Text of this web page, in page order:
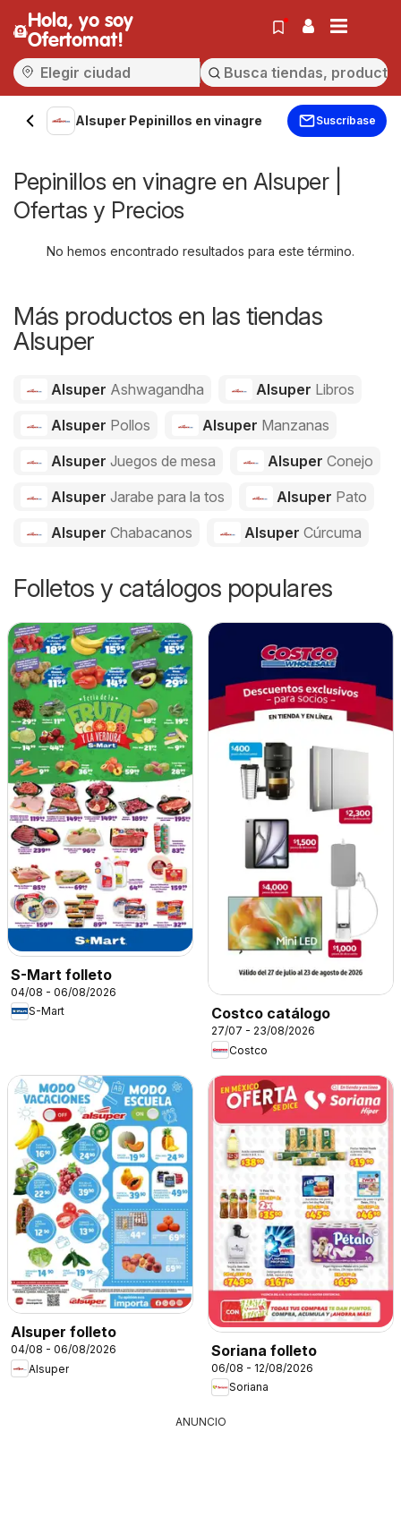
Hola, yo soy
Ofertomat!
Alsuper Pepinillos en vinagre Suscríbase
Pepinillos en vinagre en Alsuper |
Ofertas y Precios
No hemos encontrado resultados para este término.
Más productos en las tiendas
Alsuper
Alsuper Ashwagandha Alsuper Libros
Alsuper Pollos Alsuper Manzanas
Alsuper Juegos de mesa Alsuper Conejo
Alsuper Jarabe para la tos Alsuper Pato
Alsuper Chabacanos Alsuper Cúrcuma
Folletos y catálogos populares
S-Mart folleto
04/08 - 06/08/2026
S-Mart
Costco catálogo
27/07 - 23/08/2026
Costco
Alsuper folleto
04/08 - 06/08/2026
Alsuper
Soriana folleto
06/08 - 12/08/2026
Soriana
ANUNCIO